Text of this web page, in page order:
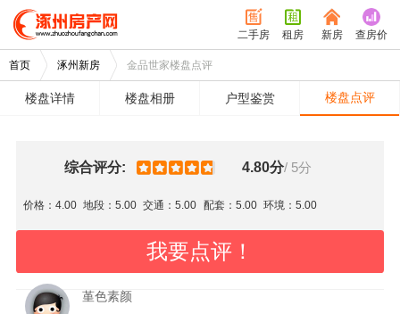
二手房 租房 新房 查房价
首页 涿州新房 金品世家楼盘点评
楼盘详情 楼盘相册 户型鉴赏 楼盘点评
综合评分: 4.80分/ 5分
价格：4.00 地段：5.00 交通：5.00 配套：5.00 环境：5.00
我要点评！
堇色素颜